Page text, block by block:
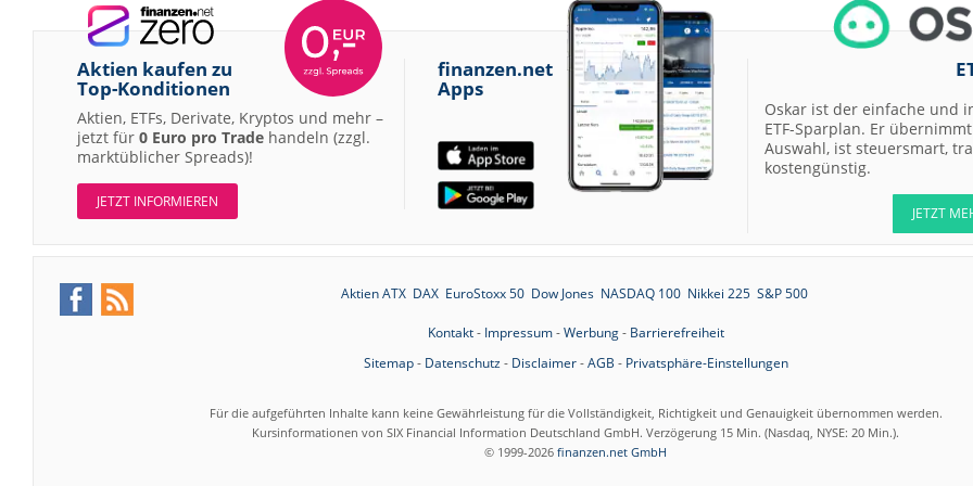
Scout24 Buy
Fresenius Buy
Medical Care
Underperform
06:31
easyJet
Neutral
Commerzbank
Neutral
06.08.26
Assicurazioni
Generali Buy
Aktien kaufen zu
Top-Konditionen
Aktien, ETFs, Derivate, Kryptos und mehr –
jetzt für 0 Euro pro Trade handeln (zzgl.
marktüblicher Spreads)!
JETZT INFORMIEREN
finanzen.net
Apps
Oskar ist der einfache und
ETF-Sparplan. Er übernimmt
Auswahl, ist steuersmart,
kostengünstig.
JETZT
Aktien ATX DAX EuroStoxx 50 Dow Jones NASDAQ 100 Nikkei 225 S&P 500
Kontakt- Impressum-Werbung- Barrierefreiheit
Sitemap- Datenschutz- Disclaimer-AGB - Privatsphäre-Einstellungen
Für die aufgeführten Inhalte kann keine Gewährleistung für die Vollständigkeit, Richtigkeit und Genauigkeit übernommen werden.
Kursinformationen von SIX Financial Information Deutschland GmbH. Verzögerung 15 Min. (Nasdaq, NYSE: 20 Min.).
© 1999-2026 finanzen.net GmbH